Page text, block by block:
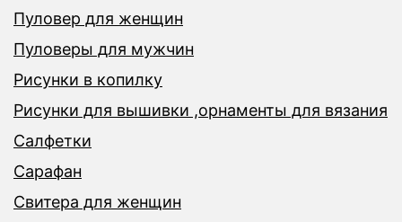
Пуловер для женщин
Пуловеры для мужчин
Рисунки в копилку
Рисунки для вышивки ,орнаменты для вязания
Салфетки
Сарафан
Свитера для женщин